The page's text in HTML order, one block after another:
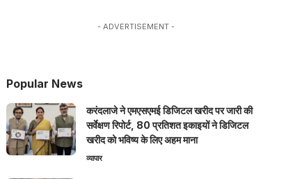
- ADVERTISEMENT -
Popular News
करंदलाजे ने एमएसएमई डिजिटल खरीद पर जारी की
सर्वेक्षण रिपोर्ट, 80 प्रतिशत इकाइयों ने डिजिटल
खरीद को भविष्य के लिए अहम माना
व्यापार